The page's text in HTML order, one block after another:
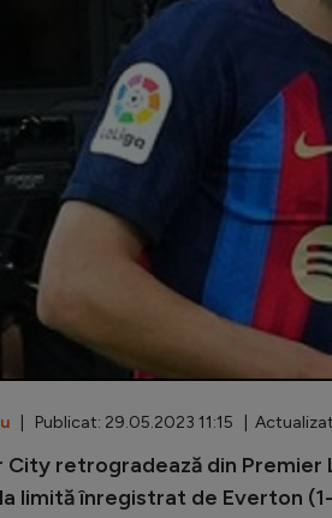
| Publicat: 29.05.2023 11:15 |
retrogradează din Premier
limită înregistrat de Everton